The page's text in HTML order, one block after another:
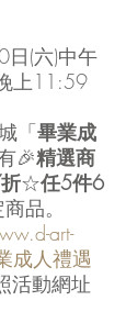
(六)中午
上11:59
「畢業成
🎉精選商
☆任5件6
品。
art-
成人禮遇
活動網址